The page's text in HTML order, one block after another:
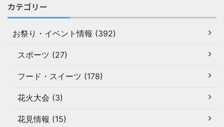
カテゴリー
お祭り・イベント情報 (392)
スポーツ (27)
フード・スイーツ (178)
花火大会 (3)
花見情報 (15)